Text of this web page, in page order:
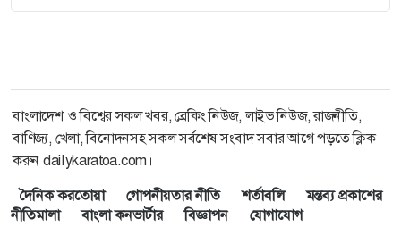
বাংলাদেশ ও বিশ্বের সকল খবর, ব্রেকিং নিউজ, লাইভ নিউজ, রাজনীতি,
বাণিজ্য, খেলা, বিনোদনসহ সকল সর্বশেষ সংবাদ সবার আগে পড়তে ক্লিক
করুন dailykaratoa.com।
দৈনিক করতোয়া
গোপনীয়তার নীতি শর্তাবলি
মন্তব্য প্রকাশের
নীতিমালা
বাংলা কনভার্টার বিজ্ঞাপন যোগাযোগ